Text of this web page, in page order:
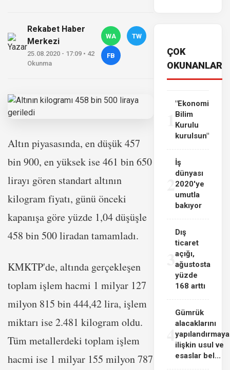
Rekabet Haber
Merkezi
25.08.2020 - 17:09 • 42
Okunma
WA TW
FB
Altın piyasasında, en düşük 457
bin 900, en yüksek ise 461 bin 650
lirayı gören standart altının
kilogram fiyatı, günü önceki
kapanışa göre yüzde 1,04 düşüşle
458 bin 500 liradan tamamladı.
KMKTP'de, altında gerçekleşen
toplam işlem hacmi 1 milyar 127
milyon 815 bin 444,42 lira, işlem
miktarı ise 2.481 kilogram oldu.
Tüm metallerdeki toplam işlem
hacmi ise 1 milyar 155 milyon 787
ÇOK
OKUNANLAR
"Ekonomi
Bilim
Kurulu
kurulsun"
İş
dünyası
2020'ye
umutla
bakıyor
3
Dış
ticaret
açığı,
ağustosta
yüzde
168 arttı
4
Gümrük
alacaklarını
yapılandırmaya
ilişkin usul ve
esaslar bel...